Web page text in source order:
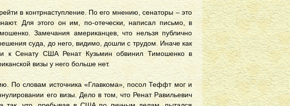
в контрнаступление. По его мнению, сенаторы – это
Для этого он им, по-отечески, написал письмо, в
Замечания американцев, что нельзя публично
суда, до него, видимо, дошли с трудом. Иначе как
к Сенату США Ренат Кузьмин обвинил Тимошенко в
визы у него больше нет.
По словам источника «Главкома», посол Теффт мог и
его визы. Дело в том, что Ренат Равильевич